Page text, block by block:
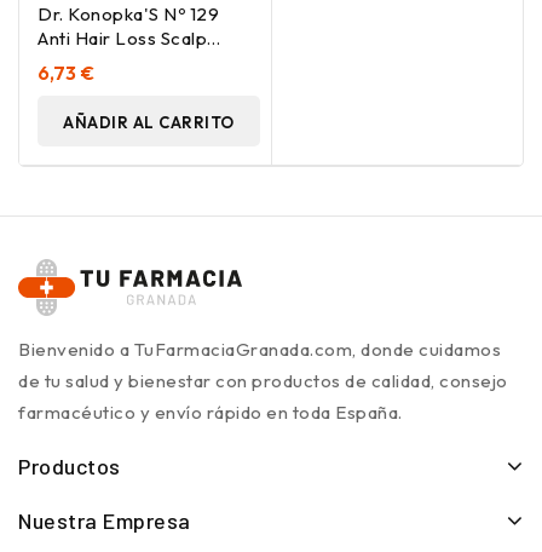
Dr. Konopka'S Nº 129
Anti Hair Loss Scalp
Scrub 150Ml
6,73 €
AÑADIR AL CARRITO
Bienvenido a TuFarmaciaGranada.com, donde cuidamos
de tu salud y bienestar con productos de calidad, consejo
farmacéutico y envío rápido en toda España.
Productos
Nuestra Empresa